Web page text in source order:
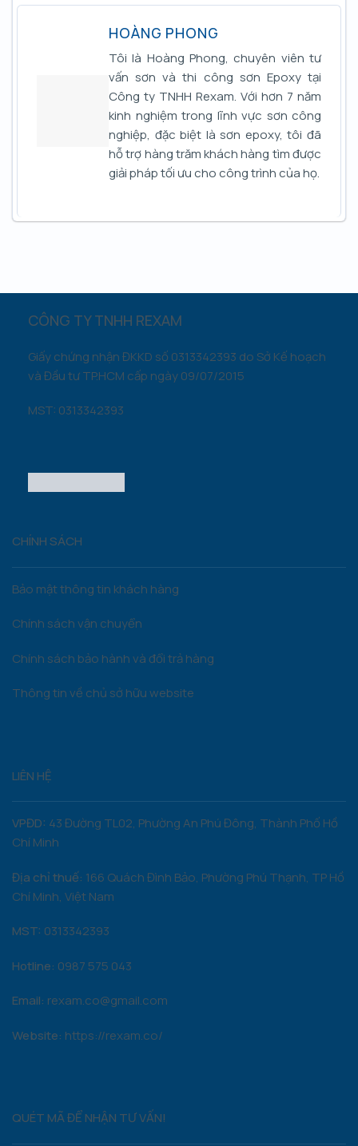
HOÀNG PHONG
Tôi là Hoàng Phong, chuyên viên tư
vấn sơn và thi công sơn Epoxy tại
Công ty TNHH Rexam. Với hơn 7 năm
kinh nghiệm trong lĩnh vực sơn công
nghiệp, đặc biệt là sơn epoxy, tôi đã
hỗ trợ hàng trăm khách hàng tìm được
giải pháp tối ưu cho công trình của họ.
CÔNG TY TNHH REXAM
Giấy chứng nhận ĐKKD số 0313342393 do Sở Kế hoạch
và Đầu tư TP.HCM cấp ngày 09/07/2015
MST: 0313342393
CHÍNH SÁCH
Bảo mật thông tin khách hàng
Chính sách vận chuyển
Chính sách bảo hành và đổi trả hàng
Thông tin về chủ sở hữu website
LIÊN HỆ
VPĐD: 43 Đường TL02, Phường An Phú Đông, Thành Phố Hồ
Chí Minh
Địa chỉ thuế: 166 Quách Đình Bảo, Phường Phú Thạnh, TP Hồ
Chí Minh, Việt Nam
MST: 0313342393
Hotline: 0987 575 043
Email: rexam.co@gmail.com
Website: https://rexam.co/
QUÉT MÃ ĐỂ NHẬN TƯ VẤN!